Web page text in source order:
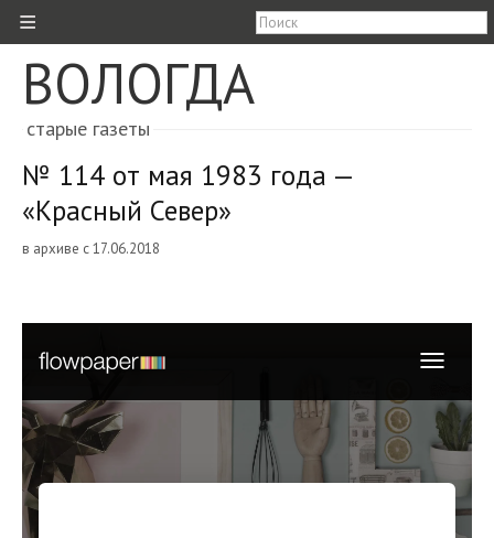
≡
ВОЛОГДА
старые газеты
№ 114 от мая 1983 года —
«Красный Север»
в архиве с 17.06.2018